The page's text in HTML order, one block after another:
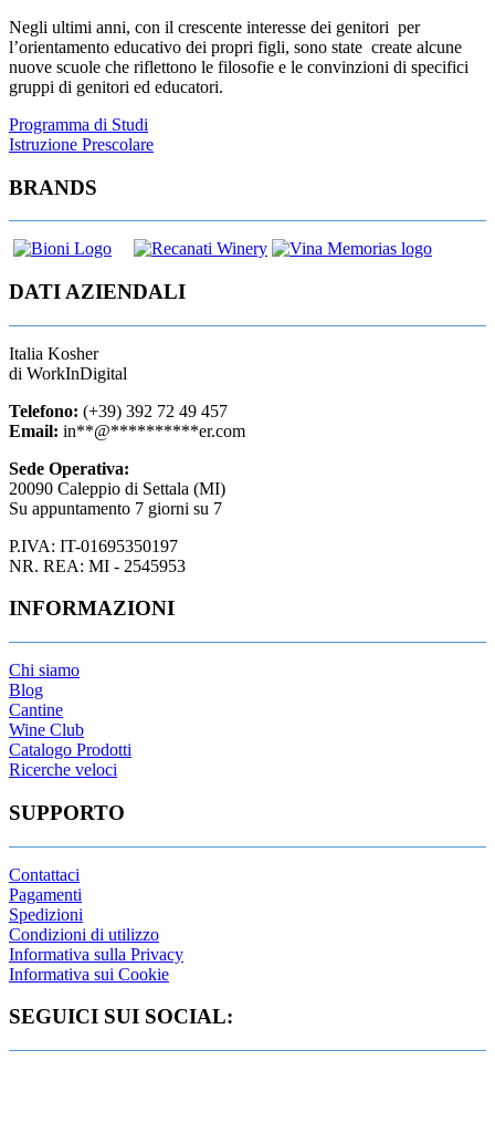
Negli ultimi anni, con il crescente interesse dei genitori per
l’orientamento educativo dei propri figli, sono state create alcune
nuove scuole che riflettono le filosofie e le convinzioni di specifici
gruppi di genitori ed educatori.
Navigazione
articoli
Programma di Studi
Istruzione Prescolare
BRANDS
DATI AZIENDALI
Italia Kosher
di WorkInDigital
Telefono: (+39) 392 72 49 457
Email: in**@**********er.com
Sede Operativa:
20090 Caleppio di Settala (MI)
Su appuntamento 7 giorni su 7
P.IVA: IT-01695350197
NR. REA: MI - 2545953
INFORMAZIONI
Chi siamo
Blog
Cantine
Wine Club
Catalogo Prodotti
Ricerche veloci
SUPPORTO
Contattaci
Pagamenti
Spedizioni
Condizioni di utilizzo
Informativa sulla Privacy
Informativa sui Cookie
SEGUICI SUI SOCIAL: